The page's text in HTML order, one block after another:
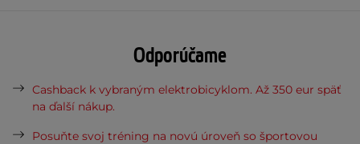
Odporúčame
Cashback k vybraným elektrobicyklom. Až 350 eur späť
na ďalší nákup.
Posuňte svoj tréning na novú úroveň so športovou